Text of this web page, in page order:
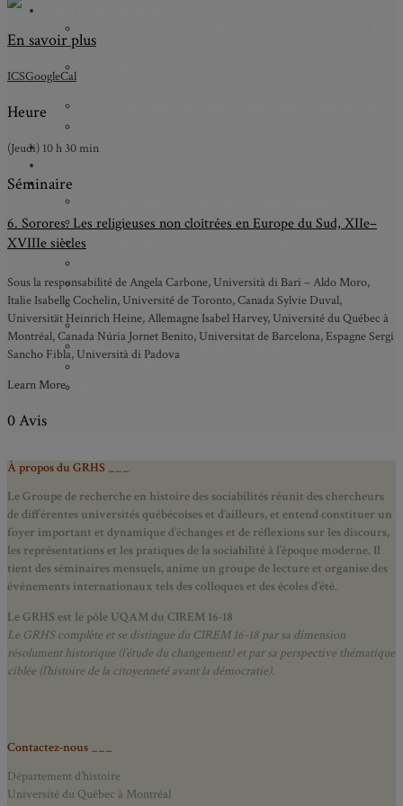
Cité
BIBLIOTHÈQUE
MÉDIATHÈQUE
CINÉ-HISTOIRE – La femme à la caméra
CINÉ-HISTOIRE – L’histoire comme chaos
CINÉ-HISTOIRE – À l’ombre du 19e siècle
CINÉ-HISTOIRE – Sous l’œil de Bertrand Tavernier
CINÉ-HISTOIRE – L’histoire au tribunal
CINÉ-HISTOIRE – Le 18e siècle à l’écran
En savoir plus
ICSGoogleCal
Heure
(Jeudi) 10 h 30 min
Séminaire
6. Sorores. Les religieuses non cloîtrées en Europe du Sud, XIIe–
XVIIIe siècles
Sous la responsabilité de Angela Carbone, Università di Bari – Aldo Moro,
Italie Isabelle Cochelin, Université de Toronto, Canada Sylvie Duval,
Universität Heinrich Heine, Allemagne Isabel Harvey, Université du Québec à
Montréal, Canada Núria Jornet Benito, Universitat de Barcelona, Espagne Sergi
Sancho Fibla, Università di Padova
Learn More
0 Avis
À propos du GRHS ___
Le Groupe de recherche en histoire des sociabilités réunit des chercheurs
de différentes universités québécoises et d’ailleurs, et entend constituer un
foyer important et dynamique d’échanges et de réflexions sur les discours,
les représentations et les pratiques de la sociabilité à l’époque moderne. Il
tient des séminaires mensuels, anime un groupe de lecture et organise des
événements internationaux tels des colloques et des écoles d’été.
Le GRHS est le pôle UQAM du CIREM 16-18
Le GRHS complète et se distingue du CIREM 16-18 par sa dimension
résolument historique (l’étude du changement) et par sa perspective thématique
ciblée (l’histoire de la citoyenneté avant la démocratie).
Contactez-nous ___
Département d’histoire
Université du Québec à Montréal